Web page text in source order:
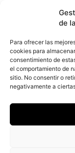
de
Para ofrecer las
cookies para
consentimiento de
el comportamiento de
sitio. No consentir o
negativamente a
Bárbara M. Díez - 22 de
generación
más deseada